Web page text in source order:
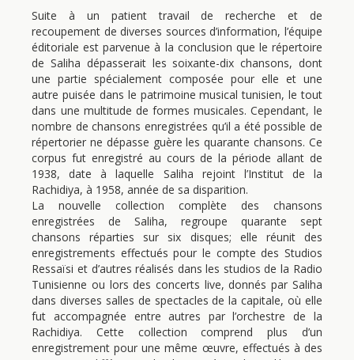
Suite à un patient travail de recherche et de
recoupement de diverses sources d’information, l’équipe
éditoriale est parvenue à la conclusion que le répertoire
de Saliha dépasserait les soixante-dix chansons, dont
une partie spécialement composée pour elle et une
autre puisée dans le patrimoine musical tunisien, le tout
dans une multitude de formes musicales. Cependant, le
nombre de chansons enregistrées qu’il a été possible de
répertorier ne dépasse guère les quarante chansons. Ce
corpus fut enregistré au cours de la période allant de
1938, date à laquelle Saliha rejoint l’Institut de la
Rachidiya, à 1958, année de sa disparition.
La nouvelle collection complète des chansons
enregistrées de Saliha, regroupe quarante sept
chansons réparties sur six disques; elle réunit des
enregistrements effectués pour le compte des Studios
Ressaïsi et d’autres réalisés dans les studios de la Radio
Tunisienne ou lors des concerts live, donnés par Saliha
dans diverses salles de spectacles de la capitale, où elle
fut accompagnée entre autres par l’orchestre de la
Rachidiya. Cette collection comprend plus d’un
enregistrement pour une même œuvre, effectués à des